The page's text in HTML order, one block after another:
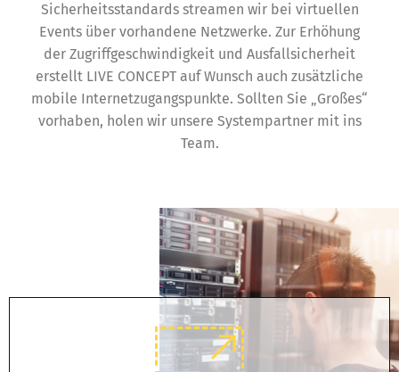
Sicherheitsstandards streamen wir bei virtuellen
Events über vorhandene Netzwerke. Zur Erhöhung
der Zugriffgeschwindigkeit und Ausfallsicherheit
erstellt LIVE CONCEPT auf Wunsch auch zusätzliche
mobile Internetzugangspunkte. Sollten Sie „Großes“
vorhaben, holen wir unsere Systempartner mit ins
Team.